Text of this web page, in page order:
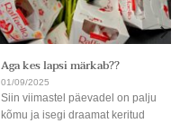
Aga kes lapsi märkab??
01/09/2025
Siin viimastel päevadel on palju
kõmu ja isegi draamat keritud